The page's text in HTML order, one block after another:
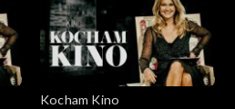
Kocham Kino